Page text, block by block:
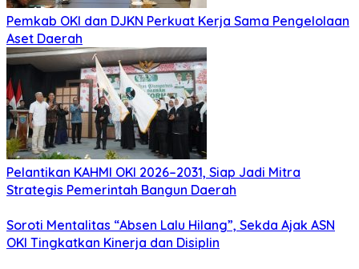
Pemkab OKI dan DJKN Perkuat Kerja Sama Pengelolaan
Aset Daerah
Pelantikan KAHMI OKI 2026–2031, Siap Jadi Mitra
Strategis Pemerintah Bangun Daerah
Soroti Mentalitas “Absen Lalu Hilang”, Sekda Ajak ASN
OKI Tingkatkan Kinerja dan Disiplin